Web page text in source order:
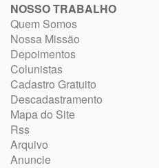
NOSSO TRABALHO
Quem Somos
Nossa Missão
Depoimentos
Colunistas
Cadastro Gratuito
Descadastramento
Mapa do Site
Rss
Arquivo
Anuncie